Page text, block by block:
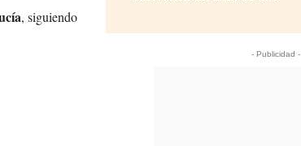
, siguiendo
- Publicidad -